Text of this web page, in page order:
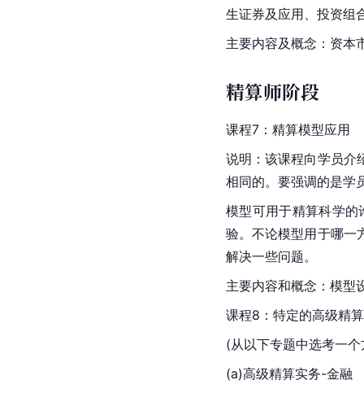
生证券及应用、投资组
主要内容及概念：资本
精算师阶段
课程7：精算模型应用
说明：该课程向学员介
相同的。要强调的是学
模型可用于精算科学
验。不论模型用于哪一
解决一些问题。
主要内容和概念：模型
课程8：特定的高级精
(从以下专题中选考一
(a)高级精算实务-金融